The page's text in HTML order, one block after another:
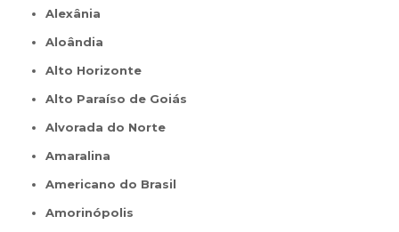
Alexânia
Aloândia
Alto Horizonte
Alto Paraíso de Goiás
Alvorada do Norte
Amaralina
Americano do Brasil
Amorinópolis